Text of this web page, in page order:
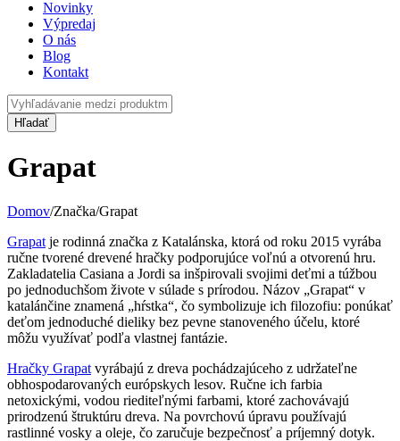
Novinky
Výpredaj
O nás
Blog
Kontakt
Grapat
Domov/Značka/Grapat
Grapat je rodinná značka z Katalánska, ktorá od roku 2015 vyrába
ručne tvorené drevené hračky podporujúce voľnú a otvorenú hru.
Zakladatelia Casiana a Jordi sa inšpirovali svojimi deťmi a túžbou
po jednoduchšom živote v súlade s prírodou. Názov „Grapat“ v
katalánčine znamená „hŕstka“, čo symbolizuje ich filozofiu: ponúkať
deťom jednoduché dieliky bez pevne stanoveného účelu, ktoré
môžu využívať podľa vlastnej fantázie.
Hračky Grapat vyrábajú z dreva pochádzajúceho z udržateľne
obhospodarovaných európskych lesov. Ručne ich farbia
netoxickými, vodou riediteľnými farbami, ktoré zachovávajú
prirodzenú štruktúru dreva. Na povrchovú úpravu používajú
rastlinné vosky a oleje, čo zaručuje bezpečnosť a príjemný dotyk.